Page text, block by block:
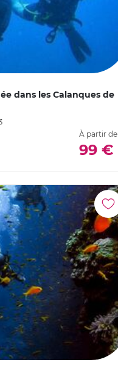
dans les Calanques de
À partir de
99 €